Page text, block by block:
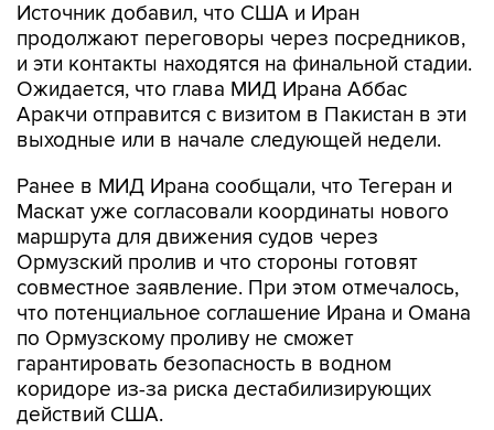
Источник добавил, что США и Иран
продолжают переговоры через посредников,
и эти контакты находятся на финальной стадии.
Ожидается, что глава МИД Ирана Аббас
Аракчи отправится с визитом в Пакистан в эти
выходные или в начале следующей недели.
Ранее в МИД Ирана сообщали, что Тегеран и
Маскат уже согласовали координаты нового
маршрута для движения судов через
Ормузский пролив и что стороны готовят
совместное заявление. При этом отмечалось,
что потенциальное соглашение Ирана и Омана
по Ормузскому проливу не сможет
гарантировать безопасность в водном
коридоре из-за риска дестабилизирующих
действий США.